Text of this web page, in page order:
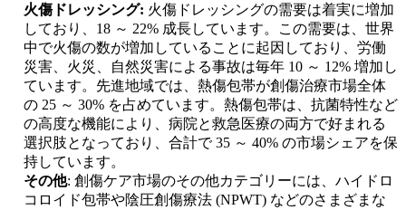
火傷ドレッシング: 火傷ドレッシングの需要は着実に増加
しており、18 ～ 22% 成長しています。この需要は、世界
中で火傷の数が増加していることに起因しており、労働
災害、火災、自然災害による事故は毎年 10 ～ 12% 増加し
ています。先進地域では、熱傷包帯が創傷治療市場全体
の 25 ～ 30% を占めています。熱傷包帯は、抗菌特性など
の高度な機能により、病院と救急医療の両方で好まれる
選択肢となっており、合計で 35 ～ 40% の市場シェアを保
持しています。
その他: 創傷ケア市場のその他カテゴリーには、ハイドロ
コロイド包帯や陰圧創傷療法 (NPWT) などのさまざまな